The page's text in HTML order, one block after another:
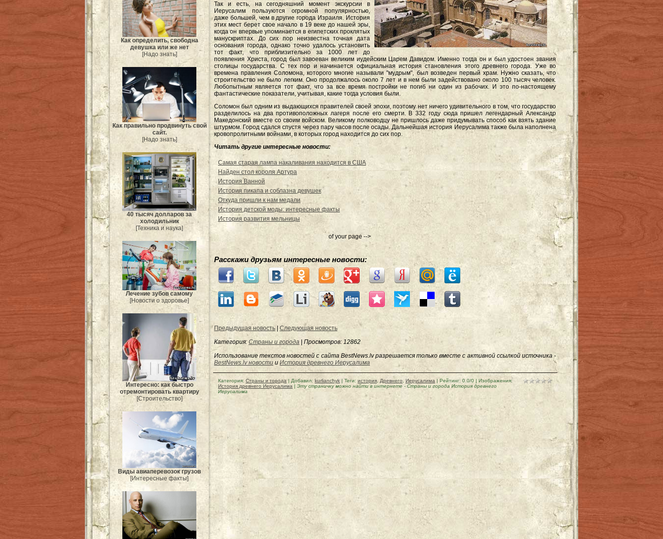
Как определить, свободна
девушка или же нет
[Надо знать]
Как правильно продвинуть свой
сайт.
[Надо знать]
40 тысяч долларов за
холодильник
[Техника и наука]
Лечение зубов самому
[Новости о здоровье]
Интересно: как быстро
отремонтировать квартиру
[Строительство]
Виды авиаперевозок грузов
[Интересные факты]
Так и есть, на сегодняшний момент экскурсии в
Иерусалим пользуются огромной популярностью,
даже большей, чем в другие города Израиля. История
этих мест берет свое начало в 19 веке до нашей эры,
когда он впервые упоминается в египетских проклятых
манускриптах. До сих пор неизвестна точная дата
основания города, однако точно удалось установить
тот факт, что приблизительно за 1000 лет до
появления Христа, город был завоеван великим иудейским Царем Давидом. Именно тогда он и был удостоен звания
столицы государства. С тех пор и начинается официальная история становления этого древнего города. Уже во
времена правления Соломона, которого многие называли "мудрым", был возведен первый храм. Нужно сказать, что
строительство не было легким. Оно продолжалось около 7 лет и в нем были задействовано около 100 тысяч человек.
Любопытным является тот факт, что за все время постройки не погиб ни один из рабочих. И это по-настоящему
фантастические показатели, учитывая, какие тогда условия были.
Соломон был одним из выдающихся правителей своей эпохи, поэтому нет ничего удивительного в том, что государство
разделилось на два противоположных лагеря после его смерти. В 332 году сюда пришел легендарный Александр
Македонский вместе со своим войском. Великому полководцу не пришлось даже придумывать способ как взять здание
штурмом. Город сдался спустя через пару часов после осады. Дальнейшая история Иерусалима также была наполнена
кровопролитными войнами, в которых город находится до сих пор.
Читать другие интересные новости:
Самая старая лампа накаливания находится в США
Найден стол короля Артура
История Ванной
История пикапа и соблазна девушек
Откуда пришли к нам медали
История детской моды: интересные факты
История развития мельницы
of your page -->
Расскажи друзьям интересные новости:
Предыдущая новость | Следующая новость
Категория: Страны и города Просмотров: 12862
Использование текстов новостей с сайта BestNews.lv разрешается только вместе с активной ссылкой источника -
BestNews.lv новости и История древнего Иерусалима
Категория: Страны и города| Добавил: kurlianchyk | Теги: история Древнего Иерусалима | Рейтинг: 0.0/0 | Изображения:
История древнего Иерусалима | Эту страничку можно найти в интернете - Страны и города История древнего
Иерусалима